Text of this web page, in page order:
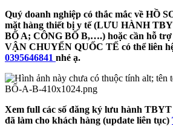
Quý doanh nghiệp có thắc mắc về HỒ
mặt hàng thiết bị y tế (LƯU HÀNH
BỐ A; CÔNG BỐ B,….) hoặc cần hỗ
VẬN CHUYỂN QUỐC TẾ có thể liên
0395646841 nhé ạ.
Xem full các số đăng ký lưu hành
đã làm cho khách hàng (update liên tục)